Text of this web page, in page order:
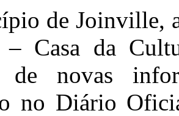
de Joinville,
Casa da
de novas
no Diário